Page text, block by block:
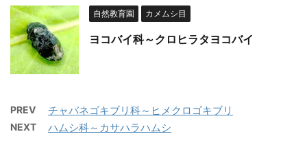
自然教育園 カメムシ目
ヨコバイ科～クロヒラタヨコバイ
PREV チャバネゴキブリ科～ヒメクロゴキブリ
NEXT ハムシ科～カサハラハムシ